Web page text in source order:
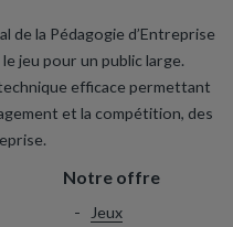
de la Pédagogie d’Entreprise
jeu pour un public large.
efficace permettant
et la compétition, des
Notre offre
Jeux